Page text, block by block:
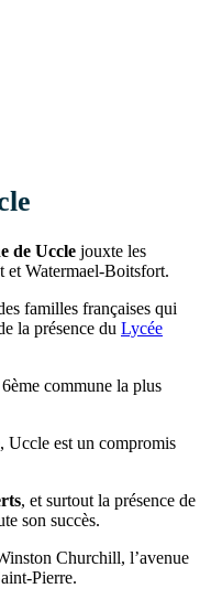
de Uccle jouxte les
et Watermael-Boitsfort.
familles françaises qui
la présence du Lycée
commune la plus
Uccle est un compromis
, et surtout la présence de
son succès.
Churchill, l’avenue
Pierre.